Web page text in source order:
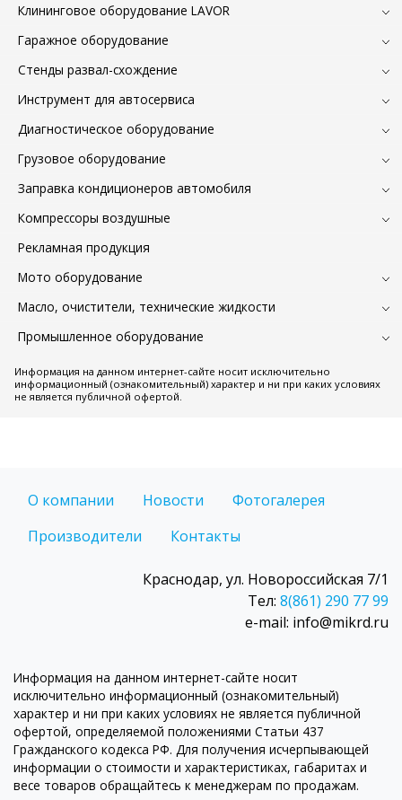
Клининговое оборудование LAVOR
Гаражное оборудование
Стенды развал-схождение
Инструмент для автосервиса
Диагностическое оборудование
Грузовое оборудование
Заправка кондиционеров автомобиля
Компрессоры воздушные
Рекламная продукция
Мото оборудование
Масло, очистители, технические жидкости
Промышленное оборудование
Информация на данном интернет-сайте носит исключительно
информационный (ознакомительный) характер и ни при каких условиях
не является публичной офертой.
О компании Новости
Фотогалерея
Производители
Контакты
Краснодар, ул. Новороссийская 7/1
Тел: 8(861) 290 77 99
e-mail: info@mikrd.ru
Информация на данном интернет-сайте носит
исключительно информационный (ознакомительный)
характер и ни при каких условиях не является публичной
офертой, определяемой положениями Статьи 437
Гражданского кодекса РФ. Для получения исчерпывающей
информации о стоимости и характеристиках, габаритах и
весе товаров обращайтесь к менеджерам по продажам.